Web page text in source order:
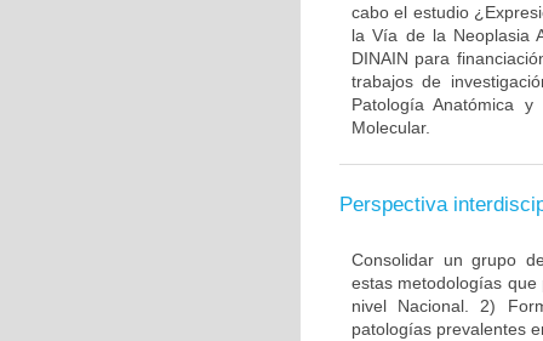
cabo el estudio
la Vía de la Neoplasia
DINAIN para
trabajos de
Patología Anatómica
Molecular.
Perspectiva
Consolidar un grupo
estas metodologías
nivel Nacional. 2)
patologías prevalentes